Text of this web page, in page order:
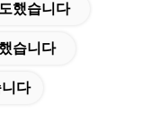
했습니다
습니다
다